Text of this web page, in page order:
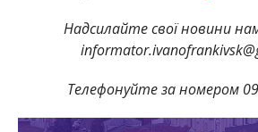
Надсилайте свої новини
Телефонуйте за номером